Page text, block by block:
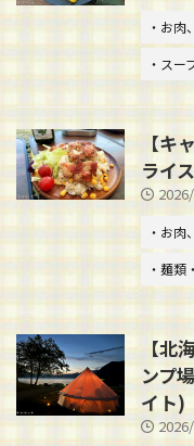
・お肉
・スー
【キ
ライ
・お肉
・麺類
【北
ンプ
イト)